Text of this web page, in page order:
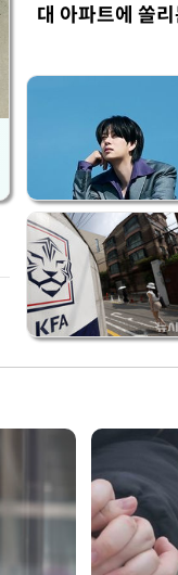
대 아파트에 쏠